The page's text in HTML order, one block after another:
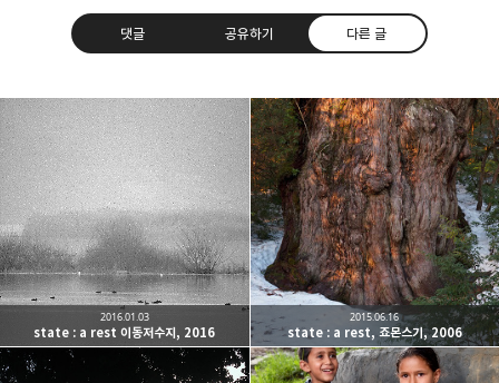
댓글 공유하기 다른 글
Leica Sisyphus
One must imagine Sisyphus happy.
구독하기
카카오톡 라인 트위터
밴드 네이버 블로그 Pocket
state : a rest 이동저수지, 2016
2016.01.03
state : a rest, 죠몬스기, 2006
2015.06.16